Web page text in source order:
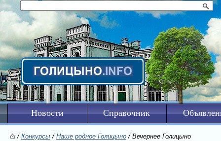
Новости Справочник
/Конкурсы/Наше родное Голицыно/ Вечернее Голицыно